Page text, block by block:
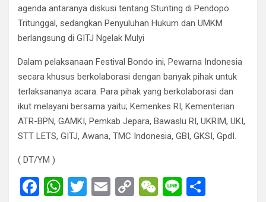
agenda antaranya diskusi tentang Stunting di Pendopo
Tritunggal, sedangkan Penyuluhan Hukum dan UMKM
berlangsung di GITJ Ngelak Mulyi
Dalam pelaksanaan Festival Bondo ini, Pewarna Indonesia
secara khusus berkolaborasi dengan banyak pihak untuk
terlaksananya acara. Para pihak yang berkolaborasi dan
ikut melayani bersama yaitu; Kemenkes RI, Kementerian
ATR-BPN, GAMKI, Pemkab Jepara, Bawaslu RI, UKRIM, UKI,
STT LETS, GITJ, Awana, TMC Indonesia, GBI, GKSI, GpdI.
( DT/YM )
F
W T
E
C
W Li